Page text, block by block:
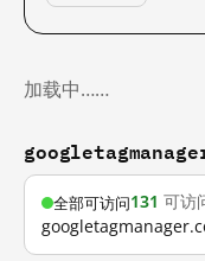
加载中……
全部可访问131 可访